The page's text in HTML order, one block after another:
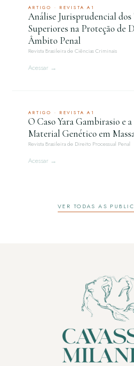
ARTIGO · REVISTA A1
Análise Jurisprudencial
Superiores na Proteção de
Âmbito Penal
Revista Brasileira de Ciências Criminais
Acessar →
ARTIGO · REVISTA A1
O Caso Yara Gambirasio e
Material Genético em
Revista Brasileira de Direito Processual Penal
Acessar →
VER TODAS AS